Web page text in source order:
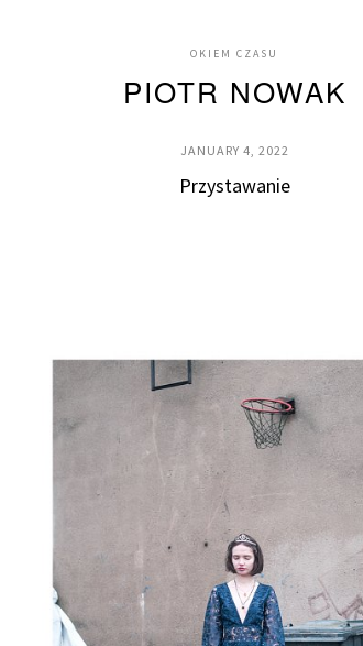
OKIEM CZASU
PIOTR NOWAK
JANUARY 4, 2022
Przystawanie